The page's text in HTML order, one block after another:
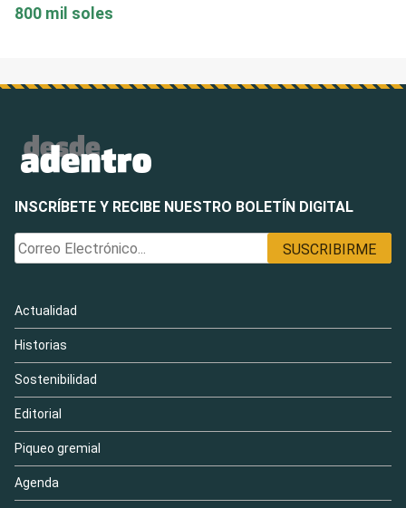
800 mil soles
INSCRÍBETE Y RECIBE NUESTRO BOLETÍN DIGITAL
Actualidad
Historias
Sostenibilidad
Editorial
Piqueo gremial
Agenda